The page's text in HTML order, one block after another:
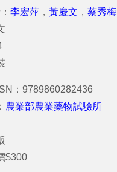
李宏萍 ， 黃慶文 ， 蔡秀梅
：9789860282436
農業部農業藥物試驗所
$300